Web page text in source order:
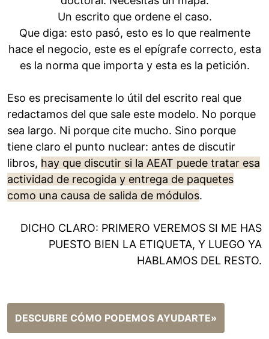
Un escrito que ordene el caso.
Que diga: esto pasó, esto es lo que realmente
hace el negocio, este es el epígrafe correcto, esta
es la norma que importa y esta es la petición.
Eso es precisamente lo útil del escrito real que
redactamos del que sale este modelo. No porque
sea largo. Ni porque cite mucho. Sino porque
tiene claro el punto nuclear: antes de discutir
libros, hay que discutir si la AEAT puede tratar esa
actividad de recogida y entrega de paquetes
como una causa de salida de módulos.
DICHO CLARO: PRIMERO VEREMOS SI ME HAS
PUESTO BIEN LA ETIQUETA, Y LUEGO YA
HABLAMOS DEL RESTO.
DESCUBRE CÓMO PODEMOS AYUDARTE»